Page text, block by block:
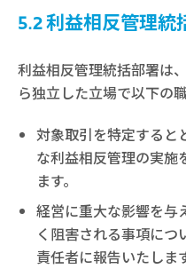
5.2 利益相反管理統
利益相反管理統括部署は
ら独立した立場で以下の
対象取引を特定すると
な利益相反管理の実施
ます。
経営に重大な影響を与
く阻害される事項に
責任者に報告いたしま